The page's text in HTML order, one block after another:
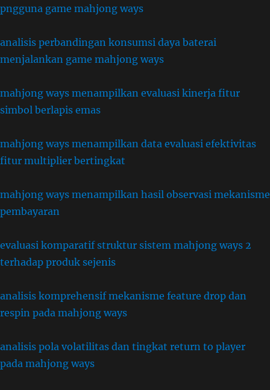
pngguna game mahjong ways
analisis perbandingan konsumsi daya baterai
menjalankan game mahjong ways
mahjong ways menampilkan evaluasi kinerja fitur
simbol berlapis emas
mahjong ways menampilkan data evaluasi efektivitas
fitur multiplier bertingkat
mahjong ways menampilkan hasil observasi mekanisme
pembayaran
evaluasi komparatif struktur sistem mahjong ways 2
terhadap produk sejenis
analisis komprehensif mekanisme feature drop dan
respin pada mahjong ways
analisis pola volatilitas dan tingkat return to player
pada mahjong ways